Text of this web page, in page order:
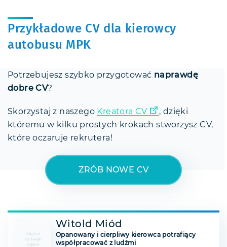
Przykładowe CV dla kierowcy
autobusu MPK
Potrzebujesz szybko przygotować naprawdę
dobre CV?
Skorzystaj z naszego Kreatora CV
, dzięki
któremu w kilku prostych krokach stworzysz CV,
które oczaruje rekrutera!
ZRÓB NOWE CV
Witold Miód
Opanowany i cierpliwy kierowca potrafiący
współpracować z ludźmi